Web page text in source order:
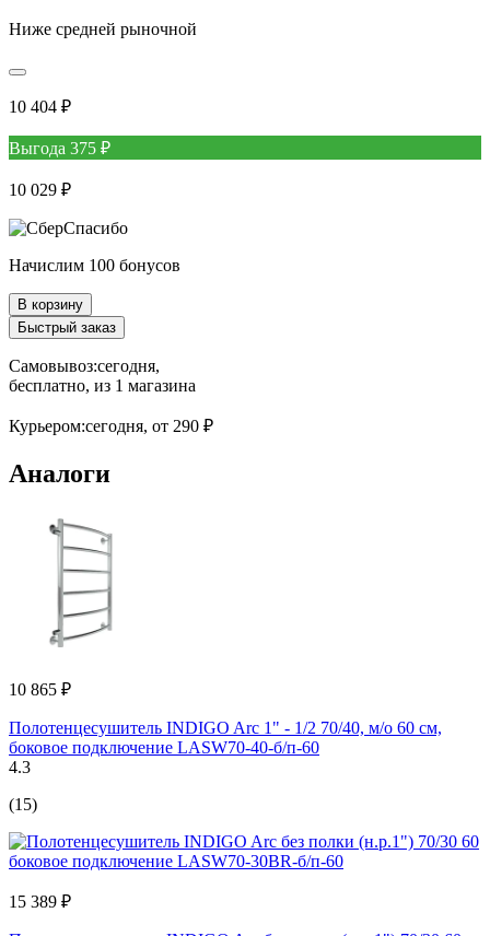
Ниже средней рыночной
10 404 ₽
Выгода 375 ₽
10 029 ₽
Начислим 100 бонусов
В корзину
Быстрый заказ
Самовывоз:сегодня,
бесплатно, из 1 магазина
Курьером:сегодня, от 290 ₽
Аналоги
10 865 ₽
Полотенцесушитель INDIGO Arc 1" - 1/2 70/40, м/о 60 см,
боковое подключение LASW70-40-б/п-60
4.3
(15)
15 389 ₽